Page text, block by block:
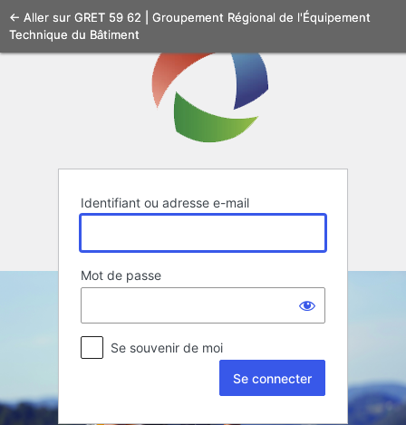
Se
connecter
Identifiant ou adresse e-mail
Mot de passe
Se souvenir de moi
← Aller sur GRET 59 62 | Groupement Régional de l'Équipement
Technique du Bâtiment